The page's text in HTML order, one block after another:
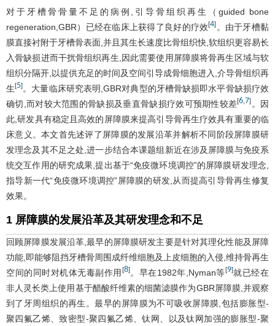
对于牙槽骨骨量不足的病例,引导骨组织再生（guided bone
regeneration,GBR）已经在临床上获得了良好的疗效[4] 。由于牙槽黏
膜直接衬附于牙槽骨表面,并且其生长速度比骨组织快,软组织更容易长
入骨缺损进而干扰骨组织再生,因此需要使用屏障膜将骨再生区域与软
组织分隔开,以提供充足的时间及空间引导成骨细胞进入,介导骨组织再
生[5] 。大量临床研究表明,GBR对典型的牙槽骨缺损即水平骨缺损疗效
确切,而对较大范围的骨缺损及垂直骨缺损疗效可预期性较差[6,7] 。因
此,研发具有稳定且高效的屏障膜来提高引导骨再生疗效具有重要的临
床意义。本文首先述评了屏障膜的发展沿革并解析不同阶段屏障膜研
发理念及其不足之处,进一步结合本课题组新近在涉及屏障膜与免疫系
统交互作用的研究成果,提出基于“免疫微环境调控”的屏障膜研发理念,
指导新一代“免疫微环境调控”屏障膜的研发,从而提高引导骨再生修复
效果。
1 屏障膜的发展沿革及其研发理念和不足
回顾屏障膜发展沿革,最早的屏障膜研发主要是针对其理化性能及屏障
功能,即能够阻挡牙槽骨周围成纤维细胞及上皮细胞的入侵,维持骨再生
空间的同时对机体无毒副作用 [8]。早在1982年,Nyman等[9]就已经在
非人灵长类上使用基于醋酸纤维素的细菌滤膜作为GBR屏障膜,并观察
到了牙周组织的再生。最早的屏障膜为不可吸收屏障膜,包括膨胀型-
聚四氟乙烯、致密型-聚四氟乙烯、钛网、以及钛网加强的膨胀型-聚